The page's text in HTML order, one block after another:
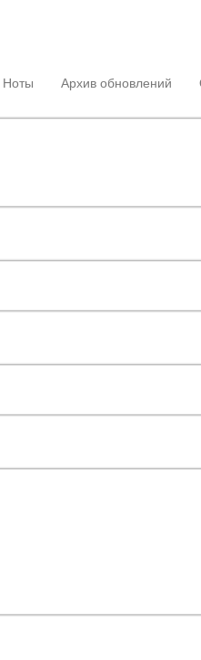
Ноты Архив обновлений